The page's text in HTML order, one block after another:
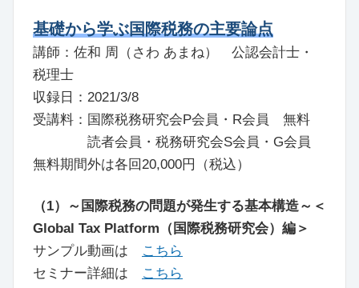
基礎から学ぶ国際税務の主要論点
講師：佐和 周（さわ あまね） 公認会計士・
税理士
収録日：2021/3/8
受講料：国際税務研究会P会員・R会員 無料
読者会員・税務研究会S会員・G会員
無料期間外は各回20,000円（税込）
（1）～国際税務の問題が発生する基本構造～＜
Global Tax Platform（国際税務研究会）編＞
サンプル動画は
こちら
セミナー詳細は
こちら